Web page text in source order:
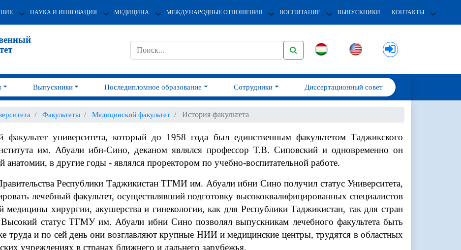
НАУКА И ИННОВАЦИЯ МЕДИЦИНА МЕЖДУНАРОДНЫЕ ОТНОШЕНИЯ ВОСПИТАНИЕ ВЫПУСКНИКИ КОНТАКТЫ
Выпускники Последипломное образование Сотрудники Диссертационный совет
Факультеты Медицинский факультет История факультета
университета, который до 1958 года был единственным факультетом Таджикского
им. Абуали ибн-Сино, деканом являлся профессор Т.В. Сиповский и одновременно он
анатомии, в другие годы - являлся проректором по учебно-воспитательной работе.
Республики Таджикистан ТГМИ им. Абуали ибни Сино получил статус Университета,
лечебный факультет, осуществлявший подготовку высококвалифицированных специалистов
медицины хирургии, акушерства и гинекологии, как для Республики Таджикистан, так для стран
статус ТГМУ им. Абуали ибни Сино позволял выпускникам лечебного факультета быть
труда и по сей день они возглавляют крупные НИИ и медицинские центры, трудятся в областных
учреждениях в странах ближнего и дальнего зарубежья.